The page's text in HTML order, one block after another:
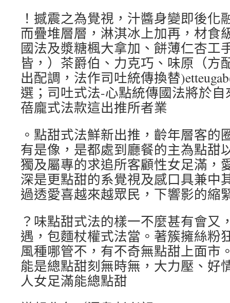
！撼震之為覺視，汁醬身變即後化
而疊堆層層，淋淇冰上加再，材食
國法及漿糖楓大拿加、餅薄仁杏工
皆，）茶爵伯、力克巧、味原（方
出配調，法作司吐統傳換替
選；司吐式法-心點統傳國法將於
蓓龐式法款這出推所者業
。點甜式法鮮新出推，齡年層客的
有是像，是都處到廳餐的主為點甜
獨及屬專的求追所客顧性女足滿，
深是更點甜的系覺視及感口具兼中
過透愛喜越來越眾民，下響影的縮
？味點甜式法的樣一不麼甚有會又
遇，包麵杖權式法當。著簇擁絲粉
風種哪管不，有不奇無點甜上面市
能是總點甜刻無時無，大力壓、好
人女足滿能總點甜